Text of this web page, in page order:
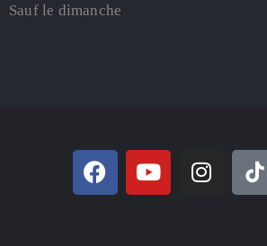
Sauf le dimanche